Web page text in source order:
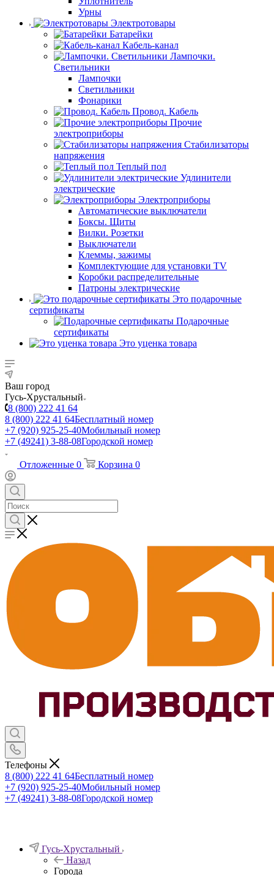
Урны
Электротовары
Батарейки
Кабель-канал
Лампочки.
Светильники
Лампочки
Светильники
Фонарики
Провод. Кабель
Прочие
электроприборы
Стабилизаторы
напряжения
Теплый пол
Удлинители
электрические
Электроприборы
Автоматические выключатели
Боксы. Щиты
Вилки. Розетки
Выключатели
Клеммы, зажимы
Комплектующие для установки TV
Коробки распределительные
Патроны электрические
Это подарочные
сертификаты
Подарочные
сертификаты
Это уценка товара
Ваш город
Гусь-Хрустальный
8 (800) 222 41 64
8 (800) 222 41 64Бесплатный номер
+7 (920) 925-25-40Мобильный номер
+7 (49241) 3-88-08Городской номер
Отложенные 0 Корзина 0
Телефоны
8 (800) 222 41 64Бесплатный номер
+7 (920) 925-25-40Мобильный номер
+7 (49241) 3-88-08Городской номер
Гусь-Хрустальный
Назад
Города